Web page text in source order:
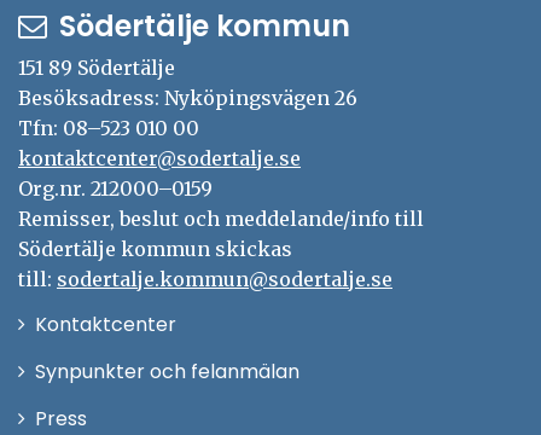
s
t
e
r
Södertälje kommun
151 89 Södertälje
Besöksadress: Nyköpingsvägen 26
Tfn: 08–523 010 00
kontaktcenter@sodertalje.se
Org.nr. 212000–0159
Remisser, beslut och meddelande/info till
Södertälje kommun skickas
till: sodertalje.kommun@sodertalje.se
KontaktcenterÖppna
Synpunkter och felanmälan
Press